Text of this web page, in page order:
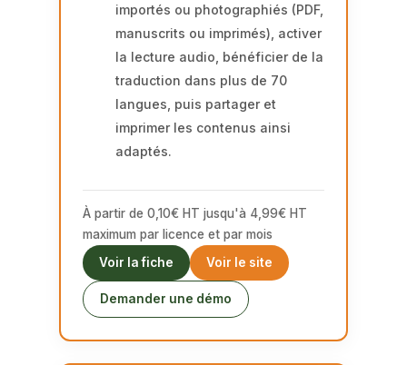
importés ou photographiés (PDF,
manuscrits ou imprimés), activer
la lecture audio, bénéficier de la
traduction dans plus de 70
langues, puis partager et
imprimer les contenus ainsi
adaptés.
À partir de 0,10€ HT jusqu'à 4,99€ HT
maximum par licence et par mois
Voir la fiche
Voir le site
Demander une démo